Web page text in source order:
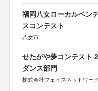
福岡八女ローカルベン
スコンテスト
八女市
せたがや夢コンテスト
ダンス部門
株式会社フェイスネットワーク